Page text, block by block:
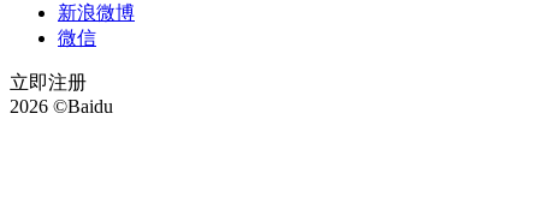
新浪微博
微信
立即注册
2026 ©Baidu